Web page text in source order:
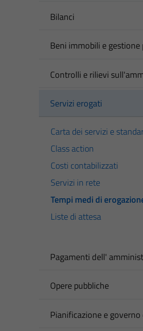
Bilanci
Beni immobili e
Controlli e rilievi
Servizi erogati
Carta dei servizi e
Class action
Costi contabilizzati
Servizi in rete
Tempi medi di
Liste di attesa
Pagamenti dell'
Opere pubbliche
Pianificazione e